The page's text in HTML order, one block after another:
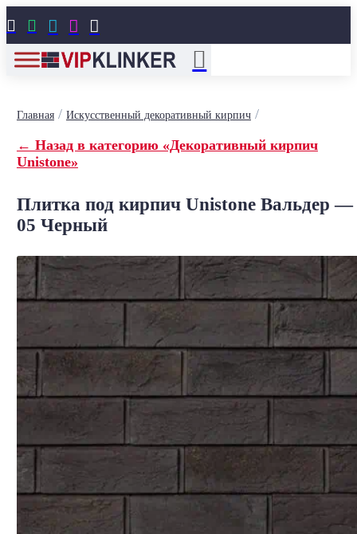
    
Главная/ Искусственный декоративный кирпич/
← Назад в категорию «Декоративный кирпич
Unistone»
Плитка под кирпич Unistone Вальдер —
05 Черный